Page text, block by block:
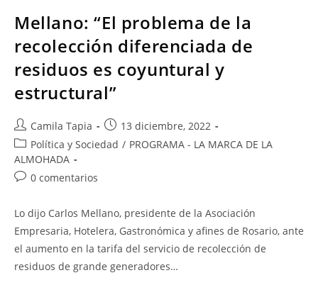
Mellano: “El problema de la
recolección diferenciada de
residuos es coyuntural y
estructural”
Camila Tapia
13 diciembre, 2022
Política y Sociedad / PROGRAMA - LA MARCA DE LA
ALMOHADA
0 comentarios
Lo dijo Carlos Mellano, presidente de la Asociación
Empresaria, Hotelera, Gastronómica y afines de Rosario, ante
el aumento en la tarifa del servicio de recolección de
residuos de grande generadores…